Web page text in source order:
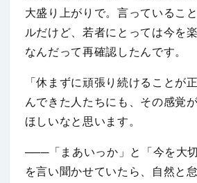
大盛り上がりで。言っているこ
ルだけど、若者にとっては今を
なんだって再確認したんです。
「休まずに頑張り続けることが
んできた人たちにも、その感覚
ほしいなと思います。
───「まあいっか」と「今を大
を言い聞かせていたら、自然と